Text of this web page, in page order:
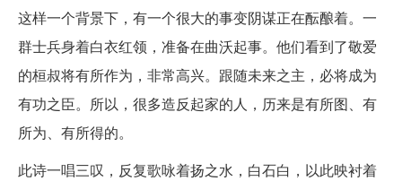
这样一个背景下，有一个很大的事变阴谋正在酝酿着。一
群士兵身着白衣红领，准备在曲沃起事。他们看到了敬爱
的桓叔将有所作为，非常高兴。跟随未来之主，必将成为
有功之臣。所以，很多造反起家的人，历来是有所图、有
所为、有所得的。
此诗一唱三叹，反复歌咏着扬之水，白石白，以此映衬着